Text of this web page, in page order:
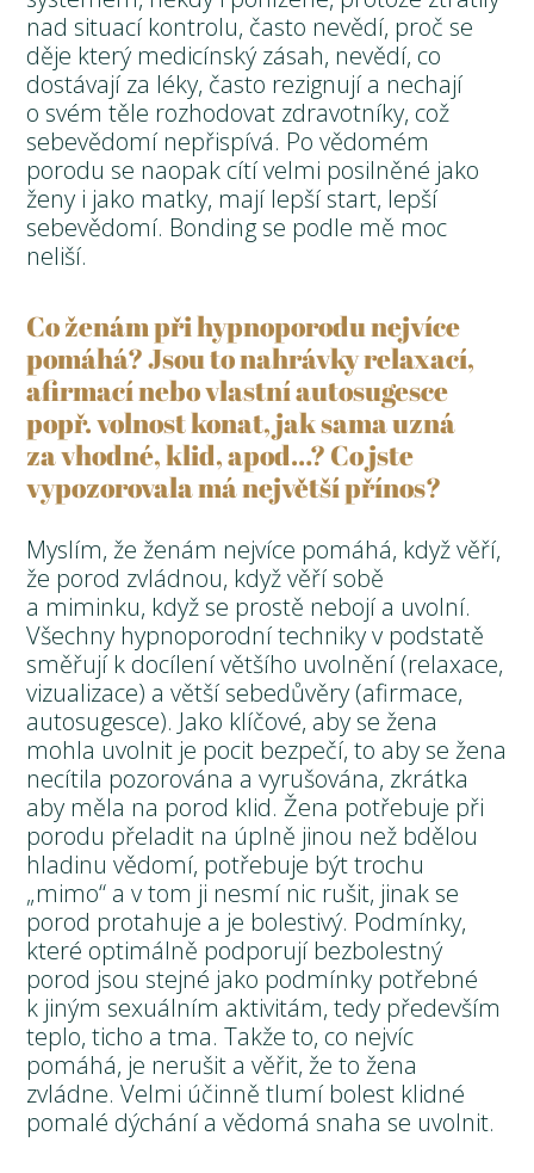
nad situací kontrolu, často nevědí, proč se
děje který medicínský zásah, nevědí, co
dostávají za léky, často rezignují a nechají
o svém těle rozhodovat zdravotníky, což
sebevědomí nepřispívá. Po vědomém
porodu se naopak cítí velmi posilněné jako
ženy i jako matky, mají lepší start, lepší
sebevědomí. Bonding se podle mě moc
neliší.
Co ženám při hypnoporodu nejvíce
pomáhá? Jsou to nahrávky relaxací,
afirmací nebo vlastní autosugesce
popř. volnost konat, jak sama uzná
za vhodné, klid, apod…? Co jste
vypozorovala má největší přínos?
Myslím, že ženám nejvíce pomáhá, když věří,
že porod zvládnou, když věří sobě
a miminku, když se prostě nebojí a uvolní.
Všechny hypnoporodní techniky v podstatě
směřují k docílení většího uvolnění (relaxace,
vizualizace) a větší sebedůvěry (afirmace,
autosugesce). Jako klíčové, aby se žena
mohla uvolnit je pocit bezpečí, to aby se žena
necítila pozorována a vyrušována, zkrátka
aby měla na porod klid. Žena potřebuje při
porodu přeladit na úplně jinou než bdělou
hladinu vědomí, potřebuje být trochu
„mimo“ a v tom ji nesmí nic rušit, jinak se
porod protahuje a je bolestivý. Podmínky,
které optimálně podporují bezbolestný
porod jsou stejné jako podmínky potřebné
k jiným sexuálním aktivitám, tedy především
teplo, ticho a tma. Takže to, co nejvíc
pomáhá, je nerušit a věřit, že to žena
zvládne. Velmi účinně tlumí bolest klidné
pomalé dýchání a vědomá snaha se uvolnit.